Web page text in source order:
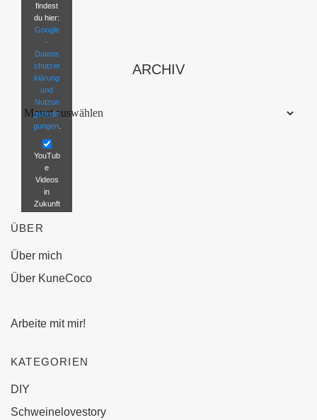
findest
du hier:
Google
-
Datens
chutzer
klärung
und
Nutzun
gsbedin
gungen.
YouTub
e
Videos
in
Zukunft
mehr
en.
Video
ARCHIV
Archiv
ÜBER
Über mich
Über KuneCoco
Arbeite mit mir!
KATEGORIEN
DIY
Schweinelovestory